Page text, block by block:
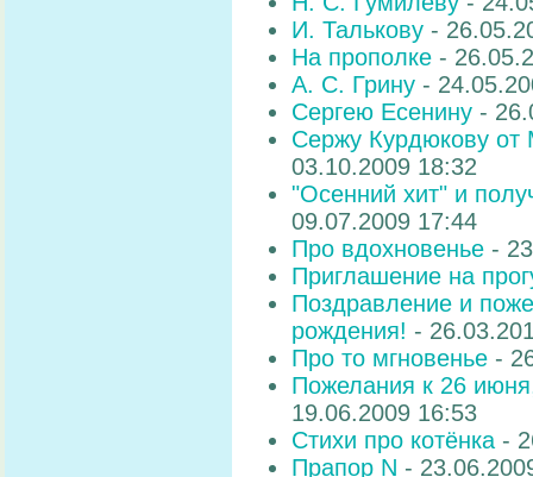
И. Талькову -
На прополке -
А. С. Грину -
Сергею Есенину -
Сержу Курдюкову от
03.10.2009 18:32
"Осенний хит" и
09.07.2009 17:44
Про вдохновенье -
Приглашение на
Поздравление и
рождения! -
Про то мгновенье -
Пожелания к 26
19.06.2009 16:53
Стихи про котёнка -
Прапор N -